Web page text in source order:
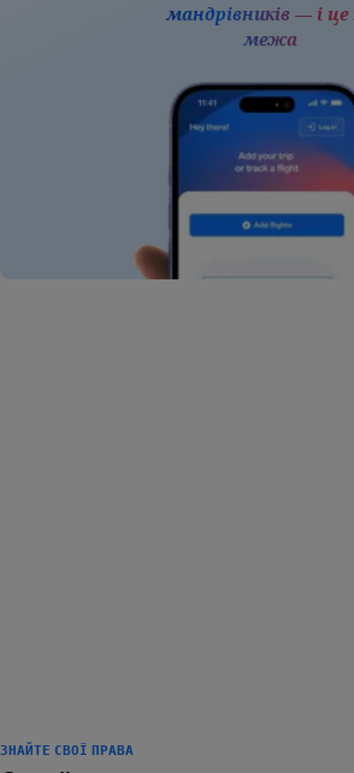
мандрівників — і це
межа
ЗНАЙТЕ СВОЇ ПРАВА